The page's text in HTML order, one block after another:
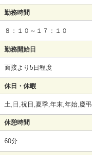
勤務時間
８：１０～１７：１０
勤務開始日
面接より5日程度
休日・休暇
土,日,祝日,夏季,年末,年始,慶弔
休憩時間
60分